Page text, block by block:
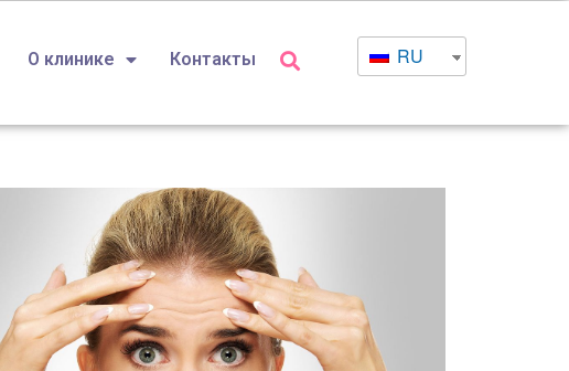
О клинике Контакты RU